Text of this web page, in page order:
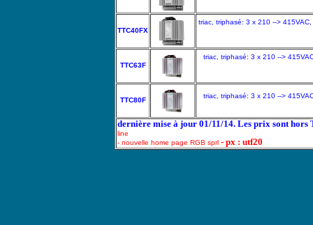
TTC40FX
triac, triphasé: 3 x 210 -->
TTC63F
triac, triphasé: 3 x 210 -->
TTC80F
triac, triphasé: 3 x 210 -->
dernière mise à jour 01/11/14. Les prix sont
line
- nouvelle home page RGB sprl - px : utf20